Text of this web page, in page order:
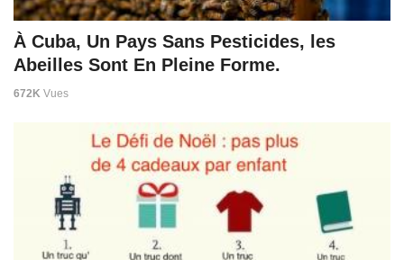
À Cuba, Un Pays Sans Pesticides, les
Abeilles Sont En Pleine Forme.
672K Vues